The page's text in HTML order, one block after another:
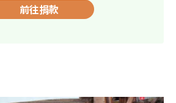
前往捐款